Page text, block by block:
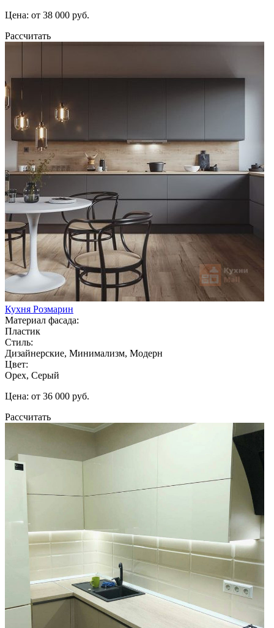
Цена: от 38 000 руб.
Рассчитать
Кухня Розмарин
Материал фасада:
Пластик
Стиль:
Дизайнерские, Минимализм, Модерн
Цвет:
Орех, Серый
Цена: от 36 000 руб.
Рассчитать